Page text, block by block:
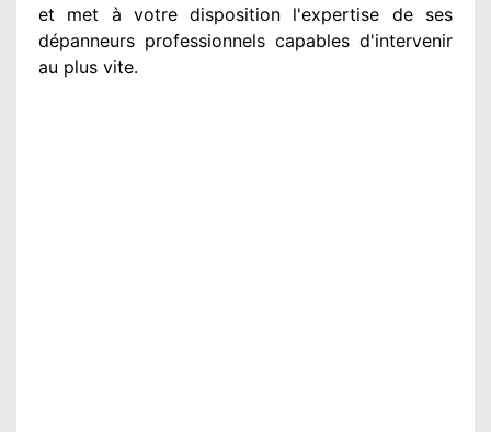
et met à votre disposition l'expertise de ses
dépanneurs professionnels capables d'intervenir
au plus vite.